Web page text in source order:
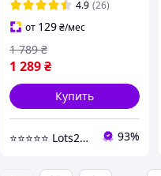
кровоостанавливающи
й жгут закрутка NAR
4.9 (26)
от 129₴/мес
1 289₴
1 789 ₴
Купить
⭐️⭐️⭐️⭐️⭐️ Lots24.com.ua 93%